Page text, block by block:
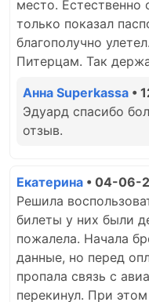
место. Естественно
только показал
благополучно
Питерцам. Так
Анна Superkassa •
Эдуард спасибо
отзыв.
Екатерина • 04-06-
Решила
билеты у них были
пожалела. Начала
данные, но перед
пропала связь с
перекинул. При